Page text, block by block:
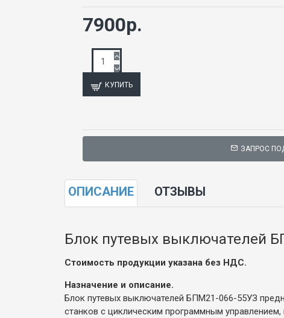
7900р.
КУПИТЬ
ЗАПРОС
ОПИСАНИЕ ОТЗЫВЫ
Блок путевых выключателей
Стоимость продукции указана без НДС.
Назначение и описание.
Блок путевых выключателей БПМ21-066-55УЗ
станков с циклическим программным